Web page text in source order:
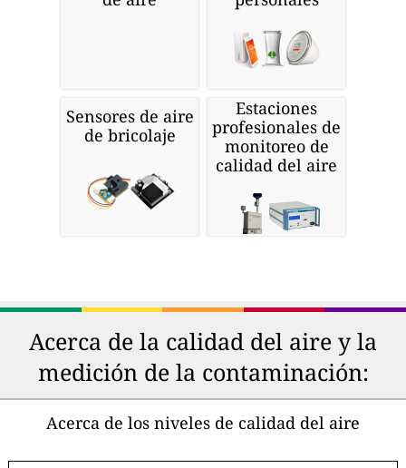
Sensores de aire
de bricolaje
Estaciones
profesionales de
monitoreo de
calidad del aire
Acerca de la calidad del aire y la
medición de la contaminación:
Acerca de los niveles de calidad del aire